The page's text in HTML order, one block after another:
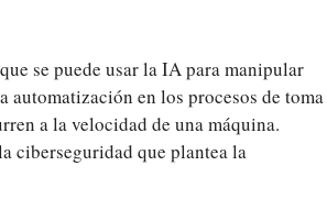
se puede usar la IA para manipular
automatización en los procesos de toma
a la velocidad de una máquina.
ciberseguridad que plantea la